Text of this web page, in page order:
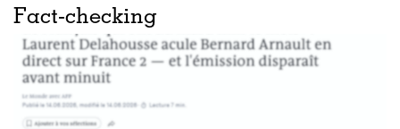
Fact-checking